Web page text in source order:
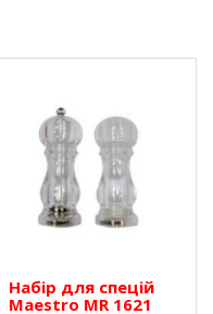
Набір для спецій
Maestro MR 1621